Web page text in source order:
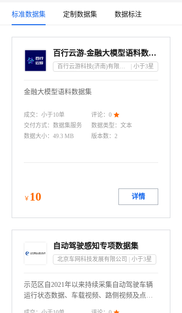
标准数据集 定制数据集 数据标注
百行云游-金融大模型语料数据集
百行云游科技(济南)有限公司 小于3星
金融大模型语料数据集
成交： 小于10单 评论： 0 
交付方式： 数据集服务 数据类型 ： 文本
数据大小： 49.3 MB 版本数： 2
￥ 10 详情
自动驾驶感知专项数据集
北京车网科技发展有限公司 小于3星
示范区自2021年以来持续采集自动驾驶车辆
运行状态数据、车载视频、路侧视频及点